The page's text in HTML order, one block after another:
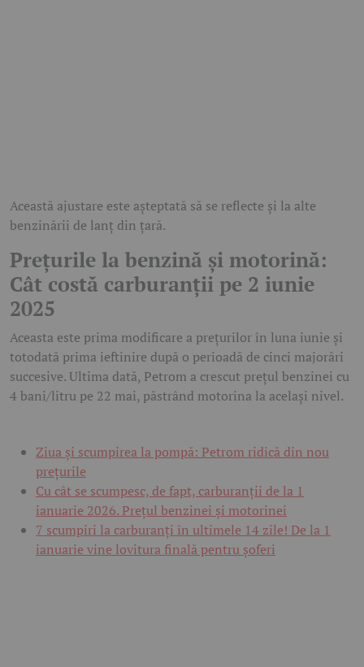
Această ajustare este așteptată să se reflecte și la alte
benzinării de lanț din țară.
Prețurile la benzină și motorină:
Cât costă carburanții pe 2 iunie
2025
Aceasta este prima modificare a prețurilor în luna iunie și
totodată prima ieftinire după o perioadă de cinci majorări
succesive. Ultima dată, Petrom a crescut prețul benzinei cu
4 bani/litru pe 22 mai, păstrând motorina la același nivel.
Ziua și scumpirea la pompă: Petrom ridică din nou
prețurile
Cu cât se scumpesc, de fapt, carburanții de la 1
ianuarie 2026. Prețul benzinei și motorinei
7 scumpiri la carburanți în ultimele 14 zile! De la 1
ianuarie vine lovitura finală pentru șoferi